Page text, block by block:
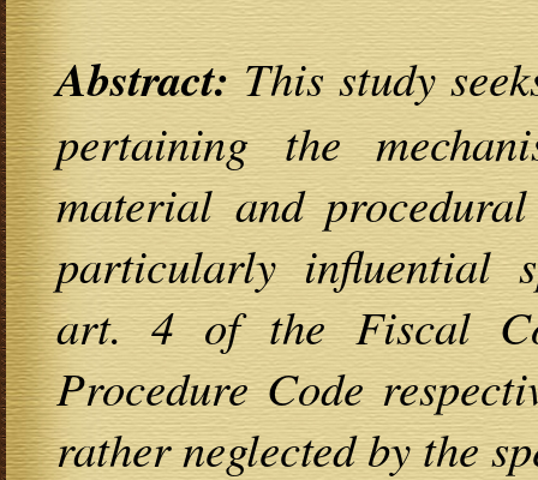
Abstract:This study
pertaining the
material and
particularly influential
art. 4 of the Fiscal
Procedure Code
rather neglected by the